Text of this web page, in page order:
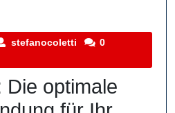
stefanocoletti stefanocoletti
0
Die optimale